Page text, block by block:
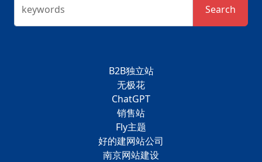
keywords Search
B2B独立站
无极花
ChatGPT
销售站
Fly主题
好的建网站公司
南京网站建设